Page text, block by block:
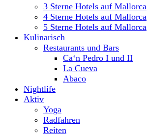
3 Sterne Hotels auf Mallorca
4 Sterne Hotels auf Mallorca
5 Sterne Hotels auf Mallorca
Kulinarisch
Restaurants und Bars
Ca‘n Pedro I und II
La Cueva
Abaco
Nightlife
Aktiv
Yoga
Radfahren
Reiten